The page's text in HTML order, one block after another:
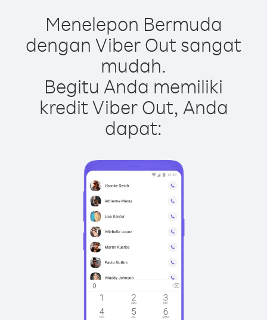
Menelepon Bermuda
dengan Viber Out sangat
mudah.
Begitu Anda memiliki
kredit Viber Out, Anda
dapat: